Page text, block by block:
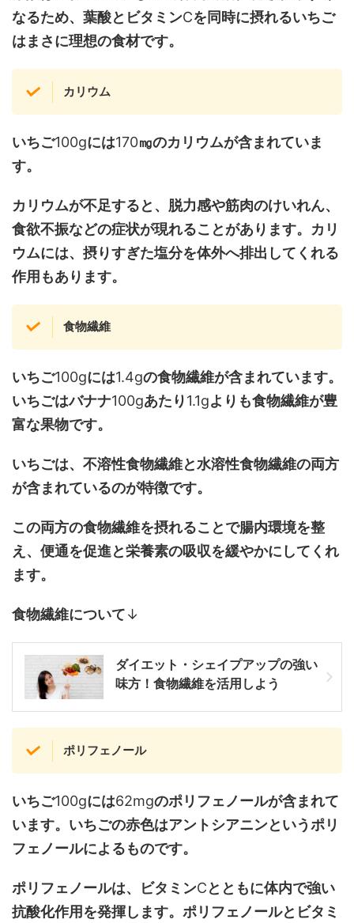
なるため、葉酸とビタミンCを同時に摂れるいちご
はまさに理想の食材です。
カリウム
いちご100gには170㎎のカリウムが含まれていま
す。
カリウムが不足すると、脱力感や筋肉のけいれん、
食欲不振などの症状が現れることがあります。カリ
ウムには、摂りすぎた塩分を体外へ排出してくれる
作用もあります。
食物繊維
いちご100gには1.4gの食物繊維が含まれています。
いちごはバナナ100gあたり1.1gよりも食物繊維が豊
富な果物です。
いちごは、不溶性食物繊維と水溶性食物繊維の両方
が含まれているのが特徴です。
この両方の食物繊維を摂れることで腸内環境を整
え、便通を促進と栄養素の吸収を緩やかにしてくれ
ます。
食物繊維について↓
ダイエット・シェイプアップの強い
味方！食物繊維を活用しよう
ポリフェノール
いちご100gには62mgのポリフェノールが含まれて
います。いちごの赤色はアントシアニンというポリ
フェノールによるものです。
ポリフェノールは、ビタミンCとともに体内で強い
抗酸化作用を発揮します。ポリフェノールとビタミ